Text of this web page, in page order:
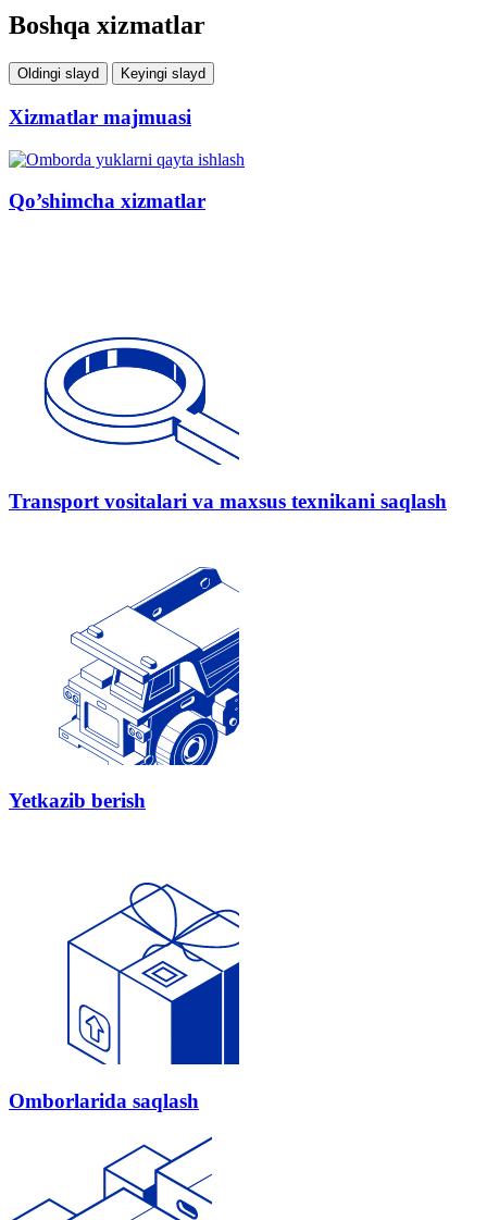
Boshqa xizmatlar
Oldingi slayd Keyingi slayd
Xizmatlar majmuasi
Qo’shimcha xizmatlar
Transport vositalari va maxsus texnikani saqlash
Yetkazib berish
Omborlarida saqlash